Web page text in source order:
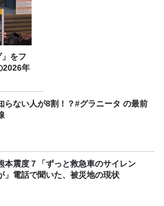
をフ
2026年
らない人が8割！？#グラニータ の最前
本震度７「ずっと救急車のサイレン
」電話で聞いた、被災地の現状